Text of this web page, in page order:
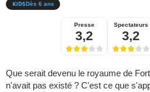
Dès 6 ans
Presse
3,2
Spectateurs
3,2
Que serait devenu le royaume de
n'avait pas existé ? C'est ce que